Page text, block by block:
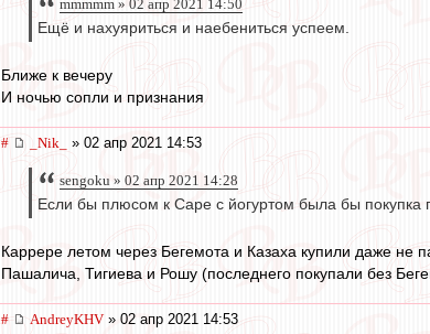
mmmmm » 02 апр 2021 14:50
Ещё и нахуяриться и наебениться успеем.
Ближе к вечеру
И ночью сопли и признания
# _Nik_ » 02 апр 2021 14:53
sengoku » 02 апр 2021 14:28
Если бы плюсом к Саре с йогуртом была бы
Каррере летом через Бегемота и Казаха купили даже не
Пашалича, Тигиева и Рошу (последнего покупали без
# AndreyKHV » 02 апр 2021 14:53